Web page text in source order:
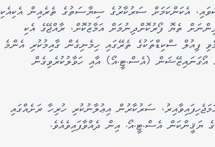
އެކަންކަމަށް ސަރުކާރުގެ ސިޔާސަތުގެ ތެރެއިން އެކިއެކި
ތެޔޮ ފޯރުކޮށްދިނުމަށް އަމާޒުކޮށް، ރާއްޖޭގެ އެކި
ފިއުލް ސްކިޑްތަކުގެ ތެރޭގައި ހިމެނިގެން ގާއިމުކުރި އެންމެ
(އެސް.ޓީ.އޯ) އާއި ހަވާލުކުރެވިގެން
ހަމަޖެހިފައިވާއިރު، ސަރުކާރުން އިޢުލާނުކުރި ހުރިހާ ރަށެއްގައި
ޔަޤީންކަން އެސް.ޓީ.އޯ. އިން ދެއްވާފައިވެއެވެ.